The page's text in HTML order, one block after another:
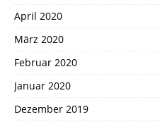
April 2020
März 2020
Februar 2020
Januar 2020
Dezember 2019